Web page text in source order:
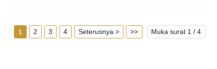
1 2 3 4 Seterusnya > >> Muka surat 1 / 4